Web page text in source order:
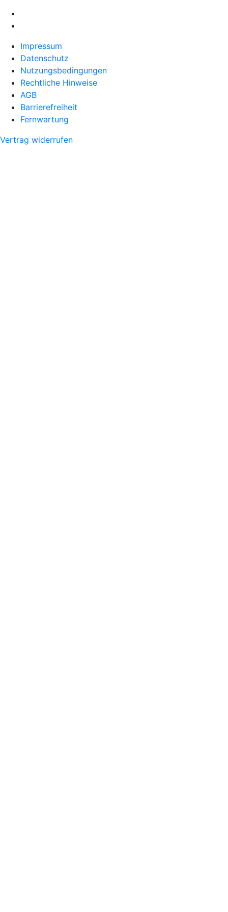
Impressum
Datenschutz
Nutzungsbedingungen
Rechtliche Hinweise
AGB
Barrierefreiheit
Fernwartung
Vertrag widerrufen